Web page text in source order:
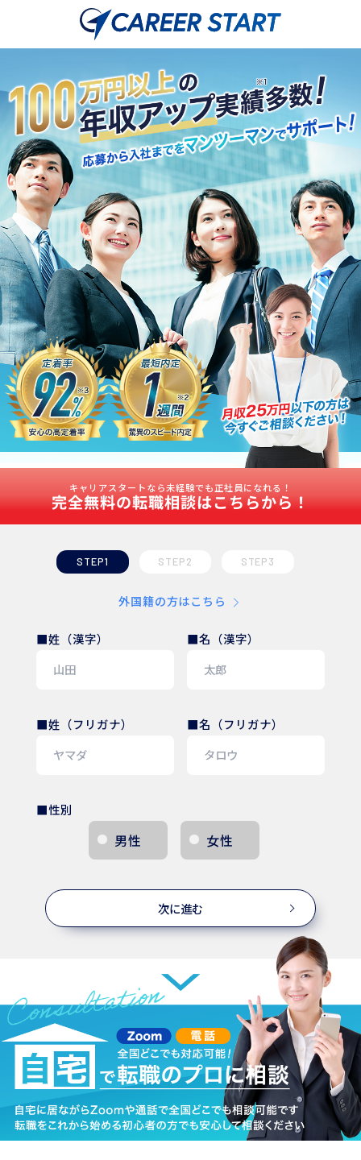
キャリアスタートなら未経験でも正社員になれる！
完全無料の転職相談はこちらから！
STEP1 STEP2 STEP3
外国籍の方はこちら
■姓（漢字） ■名（漢字）
■姓（フリガナ） ■名（フリガナ）
■性別
男性 女性
次に進む